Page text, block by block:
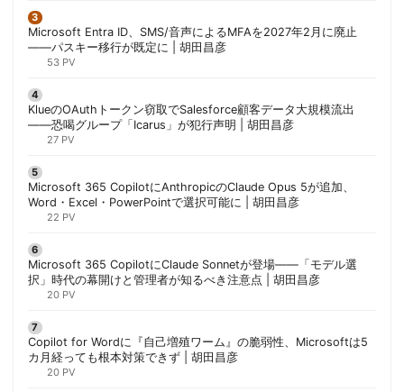
Microsoft Entra ID、SMS/音声によるMFAを2027年2月に廃止
——パスキー移行が既定に | 胡田昌彦
53 PV
KlueのOAuthトークン窃取でSalesforce顧客データ大規模流出
——恐喝グループ「Icarus」が犯行声明 | 胡田昌彦
27 PV
Microsoft 365 CopilotにAnthropicのClaude Opus 5が追加、
Word・Excel・PowerPointで選択可能に | 胡田昌彦
22 PV
Microsoft 365 CopilotにClaude Sonnetが登場——「モデル選
択」時代の幕開けと管理者が知るべき注意点 | 胡田昌彦
20 PV
Copilot for Wordに『自己増殖ワーム』の脆弱性、Microsoftは5
カ月経っても根本対策できず | 胡田昌彦
20 PV